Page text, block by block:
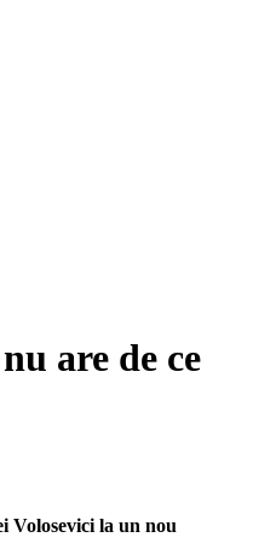
are de ce
Volosevici la un nou